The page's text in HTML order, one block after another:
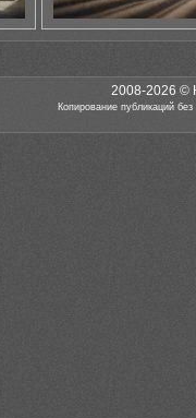
2008-2026 ©
Копирование публикаций